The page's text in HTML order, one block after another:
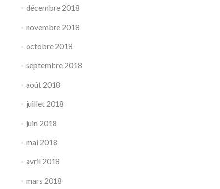
décembre 2018
novembre 2018
octobre 2018
septembre 2018
août 2018
juillet 2018
juin 2018
mai 2018
avril 2018
mars 2018